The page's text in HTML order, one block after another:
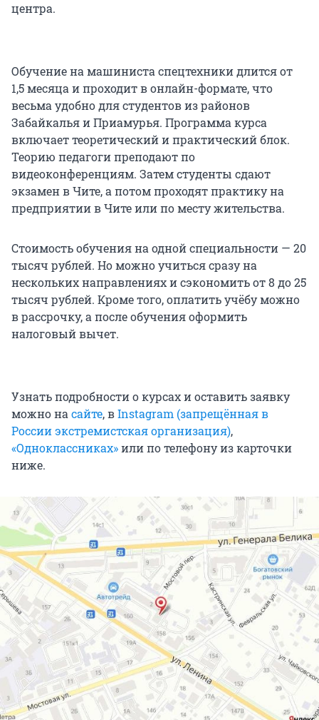
центра.
Обучение на машиниста спецтехники длится от
1,5 месяца и проходит в онлайн-формате, что
весьма удобно для студентов из районов
Забайкалья и Приамурья. Программа курса
включает теоретический и практический блок.
Теорию педагоги преподают по
видеоконференциям. Затем студенты сдают
экзамен в Чите, а потом проходят практику на
предприятии в Чите или по месту жительства.
Стоимость обучения на одной специальности — 20
тысяч рублей. Но можно учиться сразу на
нескольких направлениях и сэкономить от 8 до 25
тысяч рублей. Кроме того, оплатить учёбу можно
в рассрочку, а после обучения оформить
налоговый вычет.
Узнать подробности о курсах и оставить заявку
можно насайте, вInstagram (запрещённая в
России экстремистская организация),
«Одноклассниках»или по телефону из карточки
ниже.